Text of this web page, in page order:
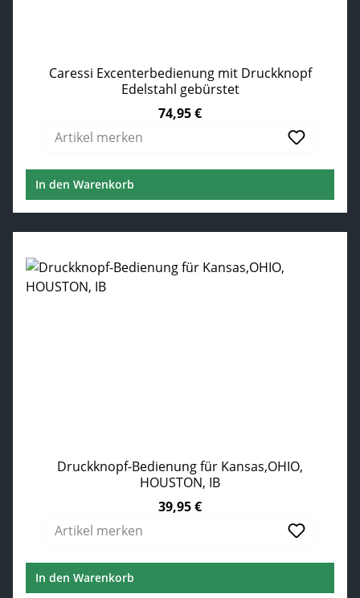
Caressi Excenterbedienung mit Druckknopf
Edelstahl gebürstet
74,95 €
Artikel merken
In den Warenkorb
Druckknopf-Bedienung für Kansas,OHIO,
HOUSTON, IB
39,95 €
Artikel merken
In den Warenkorb